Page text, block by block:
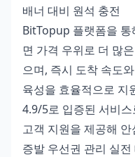
배너 대비 원석 충전
BitTopup 플랫폼을
면 가격 우위로 더 많
으며, 즉시 도착 속도
육성을 효율적으로 지
4.9/5로 입증된 서비
고객 지원을 제공해
증발 우선권 관리 실전